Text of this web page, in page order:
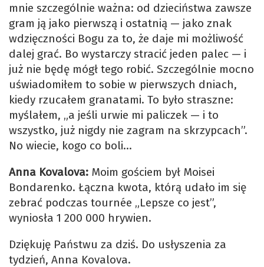
mnie szczególnie ważna: od dzieciństwa zawsze
gram ją jako pierwszą i ostatnią — jako znak
wdzięczności Bogu za to, że daje mi możliwość
dalej grać. Bo wystarczy stracić jeden palec — i
już nie będę mógł tego robić. Szczególnie mocno
uświadomiłem to sobie w pierwszych dniach,
kiedy rzucałem granatami. To było straszne:
myślałem, „a jeśli urwie mi paliczek — i to
wszystko, już nigdy nie zagram na skrzypcach”.
No wiecie, kogo co boli…
Anna Kovalova: Moim gościem był Moisei
Bondarenko. Łączna kwota, którą udało im się
zebrać podczas tournée „Lepsze co jest”,
wyniosła 1 200 000 hrywien.
Dziękuję Państwu za dziś. Do usłyszenia za
tydzień, Anna Kovalova.